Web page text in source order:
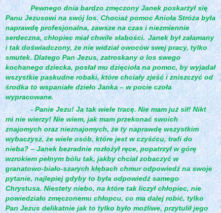
Pewnego dnia bardzo zmęczony Janek poskarżył się
Panu Jezusowi na swój los. Chociaż pomoc Anioła Stróża była
naprawdę profesjonalna, zawsze na czas i niezmiennie
serdeczna, chłopiec miał chwile słabości. Janek był załamany
i tak doświadczony, że nie widział owoców swej pracy, tylko
smutek. Dlatego Pan Jezus, zatroskany o los swego
kochanego dziecka, posłał mu dzięcioła na pomoc, by wyjadał
wszystkie paskudne robaki, które chciały zjeść i zniszczyć od
środka to wspaniałe dzieło Janka – w pocie czoła
wypracowane.
- Panie Jezu! Ja tak wiele tracę. Nie mam już sił! Nikt
mi nie wierzy! Nie wiem, jak mam przekonać swoich
znajomych oraz nieznajomych, że ty naprawdę wszystkim
wybaczysz, że wiele osób, które jest w czyśćcu, trafi do
nieba? – Janek bezradnie rozłożył ręce, popatrzył w górę
wzrokiem pełnym bólu tak, jakby chciał zobaczyć w
granatowo-biało-szarych kłębach chmur odpowiedź na swoje
pytanie, najlepiej gdyby to była odpowiedź samego
Chrystusa. Niestety niebo, na które tak liczył chłopiec, nie
powiedziało zmęczonemu chłopcu, co ma dalej robić, tylko
Pan Jezus delikatnie jak to tylko było możliwe, przytulił jego